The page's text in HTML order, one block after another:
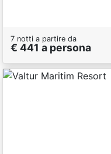
7 notti a partire da
€ 441 a persona